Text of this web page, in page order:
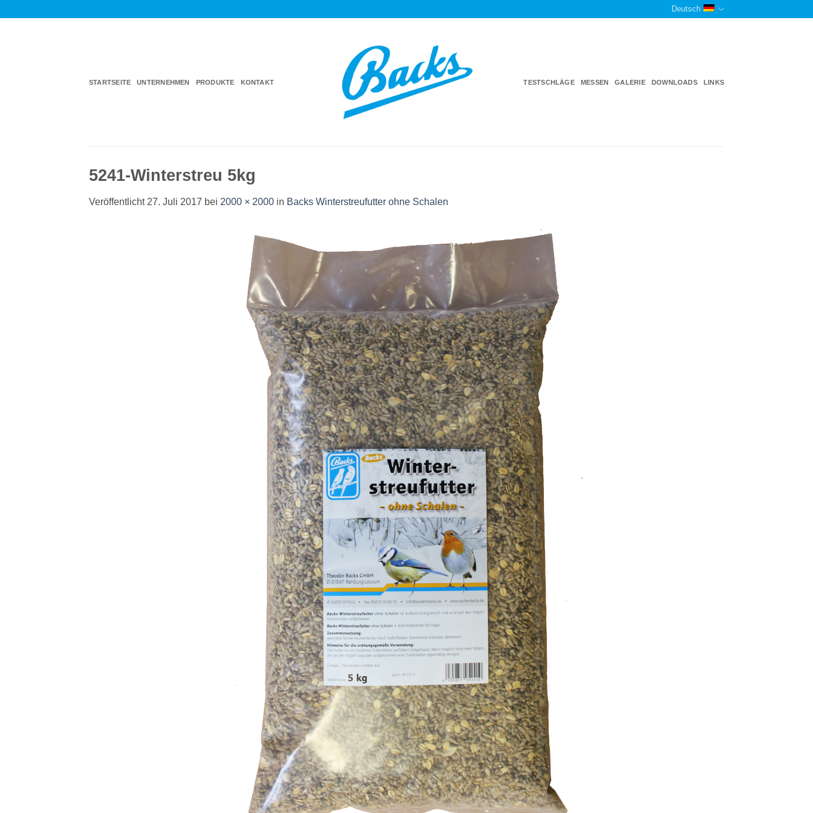
Deutsch
STARTSEITE UNTERNEHMEN PRODUKTE KONTAKT TESTSCHLÄGE MESSEN GALERIE DOWNLOADS LINKS
5241-Winterstreu 5kg
Veröffentlicht 27. Juli 2017 bei 2000 × 2000 in Backs Winterstreufutter ohne Schalen